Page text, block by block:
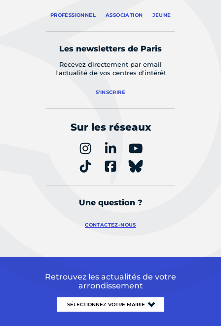
PROFESSIONNEL ASSOCIATION JEUNE
Les newsletters de Paris
Recevez directement par email
l'actualité de vos centres d'intérêt
S'INSCRIRE
Sur les réseaux
Une question ?
CONTACTEZ-NOUS
Retrouvez les actualités de votre
arrondissement